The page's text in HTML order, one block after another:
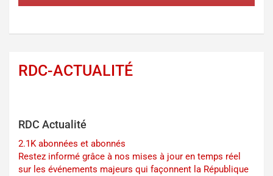
RDC-ACTUALITÉ
RDC Actualité
2.1K abonnées et abonnés
Restez informé grâce à nos mises à jour en temps réel
sur les événements majeurs qui façonnent la République